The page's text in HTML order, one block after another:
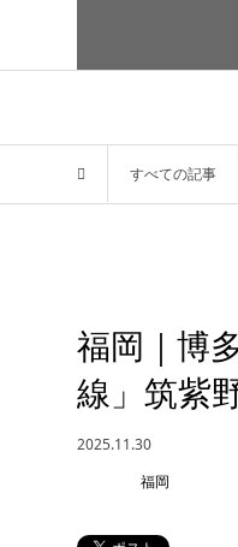
すべての記事
福岡｜博
線」筑紫
2025.11.30
福岡